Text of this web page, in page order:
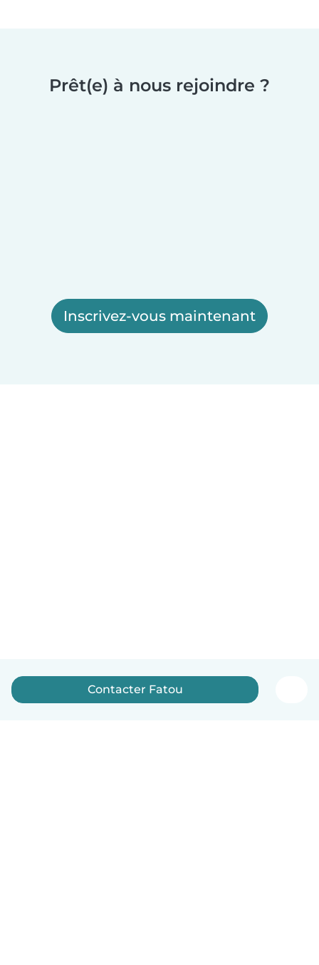
Prêt(e) à nous rejoindre ?
Inscrivez-vous maintenant
Contacter Fatou